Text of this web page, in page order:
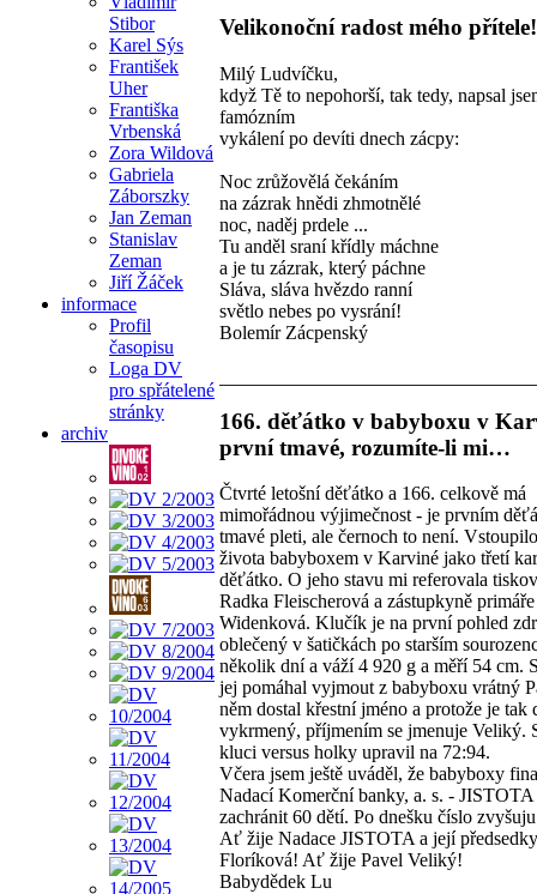
Stibor
Karel Sýs
František
Uher
Františka
Vrbenská
Zora Wildová
Gabriela
Záborszky
Jan Zeman
Stanislav
Zeman
Jiří Žáček
informace
Profil
časopisu
Loga DV
pro spřátelené
stránky
archiv
Velikonoční radost mého přítele!
Milý Ludvíčku,
když Tě to nepohorší, tak tedy, napsal
famózním
vykálení po devíti dnech zácpy:
Noc zrůžovělá čekáním
na zázrak hnědi zhmotnělé
noc, naděj prdele ...
Tu anděl sraní křídly máchne
a je tu zázrak, který páchne
Sláva, sláva hvězdo ranní
světlo nebes po vysrání!
Bolemír Zácpenský
166. děťátko v babyboxu v
první tmavé, rozumíte-li mi…
Čtvrté letošní děťátko a 166. celkově má
mimořádnou výjimečnost - je prvním
tmavé pleti, ale černoch to není.
života babyboxem v Karviné jako třetí
děťátko. O jeho stavu mi referovala
Radka Fleischerová a zástupkyně
Widenková. Klučík je na první pohled
oblečený v šatičkách po starším
několik dní a váží 4 920 g a měří 54 cm.
jej pomáhal vyjmout z babyboxu vrátný
něm dostal křestní jméno a protože je tak
vykrmený, příjmením se jmenuje Veliký.
kluci versus holky upravil na 72:94.
Včera jsem ještě uváděl, že babyboxy
Nadací Komerční banky, a. s. -
zachránit 60 dětí. Po dnešku číslo
Ať žije Nadace JISTOTA a její
Floríková! Ať žije Pavel Veliký!
Babydědek Lu